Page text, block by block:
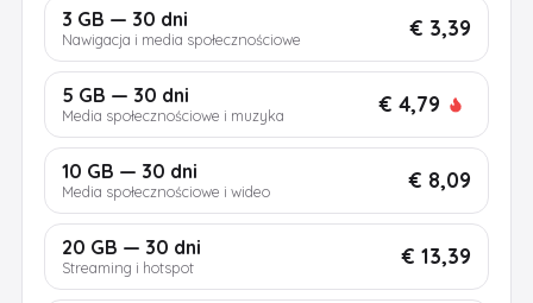
3 GB — 30 dni
Nawigacja i media społecznościowe € 3,39
5 GB — 30 dni
Media społecznościowe i muzyka € 4,79
10 GB — 30 dni
Media społecznościowe i wideo € 8,09
20 GB — 30 dni
Streaming i hotspot € 13,39